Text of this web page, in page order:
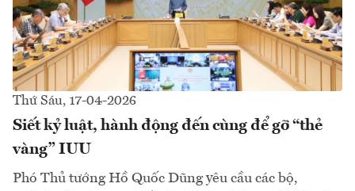
Thứ Sáu, 17-04-2026
Siết kỷ luật, hành động đến cùng để gỡ “thẻ
vàng” IUU
Phó Thủ tướng Hồ Quốc Dũng yêu cầu các bộ,